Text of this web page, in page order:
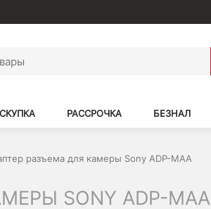
СКУПКА РАССРОЧКА БЕЗНАЛ
разъема для камеры Sony ADP-MAA
SONY ADP-MAA